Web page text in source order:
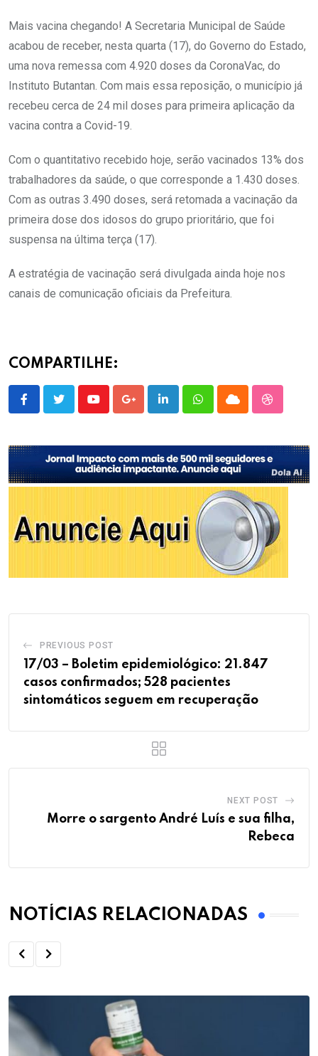
Mais vacina chegando! A Secretaria Municipal de Saúde
acabou de receber, nesta quarta (17), do Governo do Estado,
uma nova remessa com 4.920 doses da CoronaVac, do
Instituto Butantan. Com mais essa reposição, o município já
recebeu cerca de 24 mil doses para primeira aplicação da
vacina contra a Covid-19.
Com o quantitativo recebido hoje, serão vacinados 13% dos
trabalhadores da saúde, o que corresponde a 1.430 doses.
Com as outras 3.490 doses, será retomada a vacinação da
primeira dose dos idosos do grupo prioritário, que foi
suspensa na última terça (17).
A estratégia de vacinação será divulgada ainda hoje nos
canais de comunicação oficiais da Prefeitura.
COMPARTILHE:
YoutubeGoogle+LinkedInWhatsappCloud
PREVIOUS POST
17/03 – Boletim epidemiológico: 21.847
casos confirmados; 528 pacientes
sintomáticos seguem em recuperação
NEXT POST
Morre o sargento André Luís e sua filha,
Rebeca
NOTÍCIAS RELACIONADAS